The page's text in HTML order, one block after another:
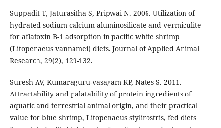
Suppadit T, Jaturasitha S, Pripwai N. 2006. Utilization of
hydrated sodium calcium aluminosilicate and vermiculite
for aflatoxin B-1 adsorption in pacific white shrimp
(Litopenaeus vannamei) diets. Journal of Applied Animal
Research, 29(2), 129-132.
Suresh AV, Kumaraguru-vasagam KP, Nates S. 2011.
Attractability and palatability of protein ingredients of
aquatic and terrestrial animal origin, and their practical
value for blue shrimp, Litopenaeus stylirostris, fed diets